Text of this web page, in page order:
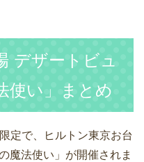
デザートビュ
使い」まとめ
定で、ヒルトン東京お台
魔法使い」が開催されま